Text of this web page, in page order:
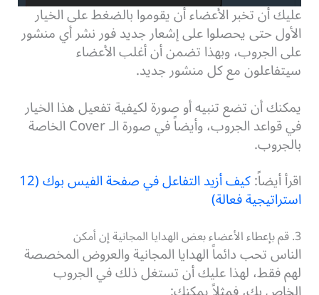
عليك أن تخبر الأعضاء أن يقوموا بالضغط على الخيار
الأول حتى يحصلوا على إشعار جديد فور نشر أي منشور
على الجروب، وبهذا تضمن أن أغلب الأعضاء
سيتفاعلون مع كل منشور جديد.
يمكنك أن تضع تنبيه أو صورة لكيفية تفعيل هذا الخيار
في قواعد الجروب، وأيضاً في صورة الـ Cover الخاصة
بالجروب.
اقرأ أيضاً:
كيف أزيد التفاعل في صفحة الفيس بوك (12
استراتيجية فعالة)
3. قم بإعطاء الأعضاء بعض الهدايا المجانية إن أمكن
الناس تحب دائماً الهدايا المجانية والعروض المخصصة
لهم فقط، لهذا عليك أن تستغل ذلك في الجروب